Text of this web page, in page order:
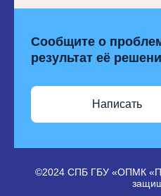
Сообщите о
результат её
Написать
©2024 СПБ ГБУ «ОПМК